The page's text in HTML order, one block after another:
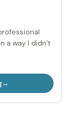
a way I didn’t